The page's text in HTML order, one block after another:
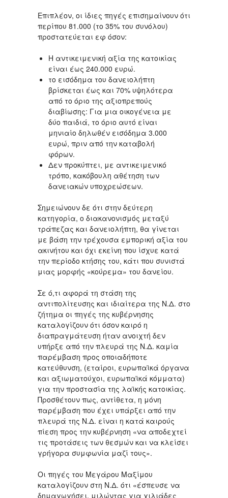
Επιπλέον, οι ίδιες πηγές επισημαίνουν ότι
περίπου 81.000 (το 35% του συνόλου)
προστατεύεται εφ όσον:
Η αντικειμενική αξία της κατοικίας
είναι έως 240.000 ευρώ.
το εισόδημα του δανειολήπτη
βρίσκεται έως και 70% υψηλότερα
από το όριο της αξιοπρεπούς
διαβίωσης: Για μια οικογένεια με
δύο παιδιά, το όριο αυτό είναι
μηνιαίο δηλωθέν εισόδημα 3.000
ευρώ, πριν από την καταβολή
φόρων.
Δεν προκύπτει, με αντικειμενικό
τρόπο, κακόβουλη αθέτηση των
δανειακών υποχρεώσεων.
Σημειώνουν δε ότι στην δεύτερη
κατηγορία, ο διακανονισμός μεταξύ
τράπεζας και δανειολήπτη, θα γίνεται
με βάση την τρέχουσα εμπορική αξία του
ακινήτου και όχι εκείνη που ίσχυε κατά
την περίοδο κτήσης του, κάτι που συνιστά
μιας μορφής «κούρεμα» του δανείου.
Σε ό,τι αφορά τη στάση της
αντιπολίτευσης και ιδιαίτερα της Ν.Δ. στο
ζήτημα οι πηγές της κυβέρνησης
καταλογίζουν ότι όσον καιρό η
διαπραγμάτευση ήταν ανοιχτή δεν
υπήρξε από την πλευρά της Ν.Δ. καμία
παρέμβαση προς οποιαδήποτε
κατεύθυνση, (εταίροι, ευρωπαϊκά όργανα
και αξιωματούχοι, ευρωπαϊκά κόμματα)
για την προστασία της λαϊκής κατοικίας.
Προσθέτουν πως, αντίθετα, η μόνη
παρέμβαση που έχει υπάρξει από την
πλευρά της Ν.Δ. είναι η κατά καιρούς
πίεση προς την κυβέρνηση «να αποδεχτεί
τις προτάσεις των θεσμών και να κλείσει
γρήγορα συμφωνία μαζί τους».
Οι πηγές του Μεγάρου Μαξίμου
καταλογίζουν στη Ν.Δ. ότι «έσπευσε να
δημαγωγήσει, μιλώντας για χιλιάδες